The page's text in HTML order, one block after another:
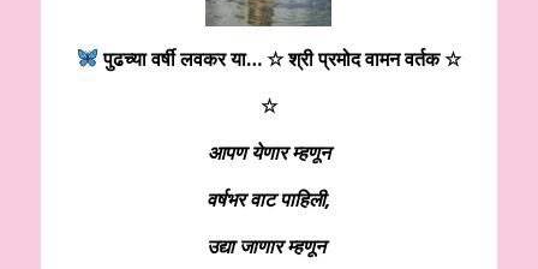
पुढच्या वर्षी लवकर या…☆श्री प्रमोद वामन वर्तक ☆
☆
आपण येणार म्हणून
वर्षभर वाट पाहिली,
उद्या जाणार म्हणून